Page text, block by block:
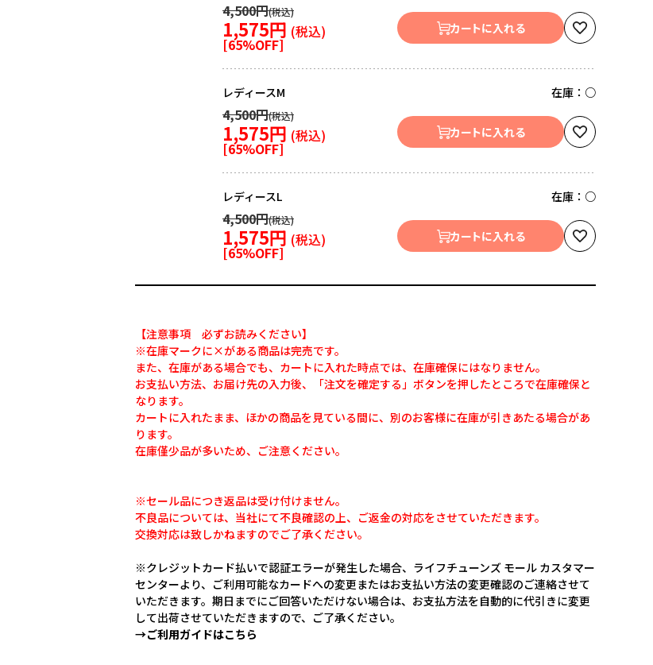
4,500円
1,575円
[65%OFF]
カートに入れる
レディースM 在庫： ○
4,500円
1,575円
[65%OFF]
カートに入れる
レディースL 在庫： ○
4,500円
1,575円
[65%OFF]
カートに入れる
【注意事項 必ずお読みください】
※在庫マークに×がある商品は完売です。
また、在庫がある場合でも、カートに入れた時点では、在庫確保にはなりません。
お支払い方法、お届け先の入力後、「注文を確定する」ボタンを押したところで在庫確保と
なります。
カートに入れたまま、ほかの商品を見ている間に、別のお客様に在庫が引きあたる場合があ
ります。
在庫僅少品が多いため、ご注意ください。
※セール品につき返品は受け付けません。
不良品については、当社にて不良確認の上、ご返金の対応をさせていただきます。
交換対応は致しかねますのでご了承ください。
※クレジットカード払いで認証エラーが発生した場合、ライフチューンズ モール カスタマー
センターより、ご利用可能なカードへの変更またはお支払い方法の変更確認のご連絡させて
いただきます。期日までにご回答いただけない場合は、お支払方法を自動的に代引きに変更
して出荷させていただきますので、ご了承ください。
→ご利用ガイドはこちら